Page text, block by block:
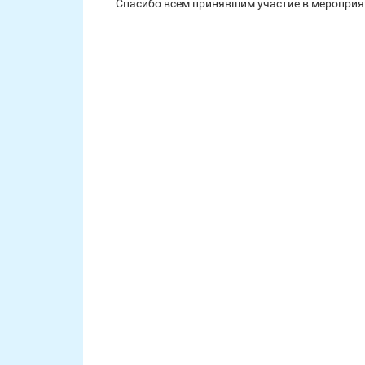
Спасибо всем принявшим участие в